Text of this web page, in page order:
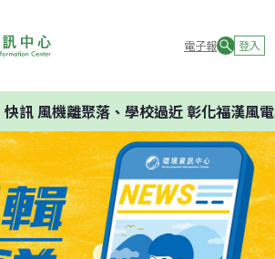
電子報 登入
快訊風機離聚落、學校過近 彰化福漢風電